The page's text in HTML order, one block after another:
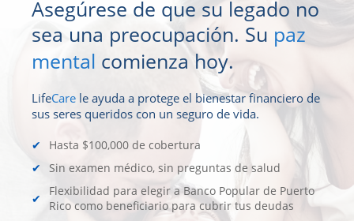
Asegúrese de que su legado no
sea una preocupación. Su paz
mental comienza hoy.
LifeCare le ayuda a protege el bienestar financiero de
sus seres queridos con un seguro de vida.
Hasta $100,000 de cobertura
Sin examen médico, sin preguntas de salud
Flexibilidad para elegir a Banco Popular de Puerto
Rico como beneficiario para cubrir tus deudas